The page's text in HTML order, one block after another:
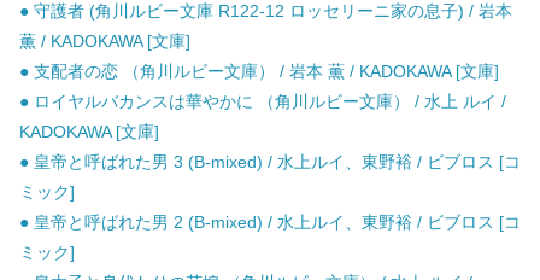
● 守護者 (角川ルビー文庫 R122-12 ロッセリーニ家の息子) / 岩本
薫 / KADOKAWA [文庫]
● 支配者の恋 （角川ルビー文庫） / 岩本 薫 / KADOKAWA [文庫]
● ロイヤルバカンスは華やかに （角川ルビー文庫） / 水上 ルイ /
KADOKAWA [文庫]
● 皇帝と呼ばれた男 3 (B-mixed) / 水上ルイ、東野裕 / ビブロス [コ
ミック]
● 皇帝と呼ばれた男 2 (B-mixed) / 水上ルイ、東野裕 / ビブロス [コ
ミック]